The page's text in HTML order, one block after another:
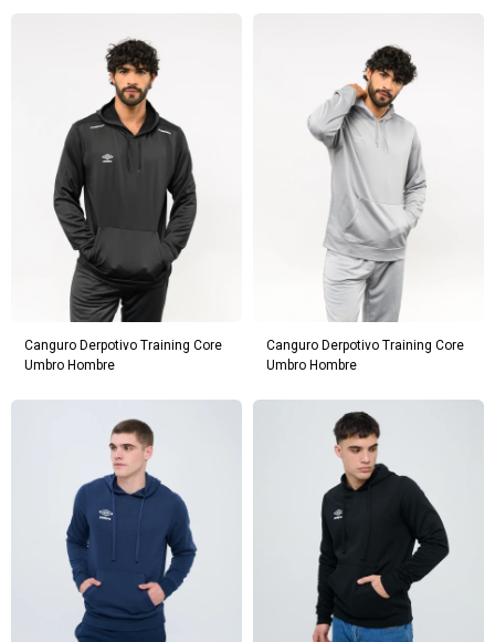
Canguro Derpotivo Training Core
Umbro Hombre
Canguro Derpotivo Training Core
Umbro Hombre